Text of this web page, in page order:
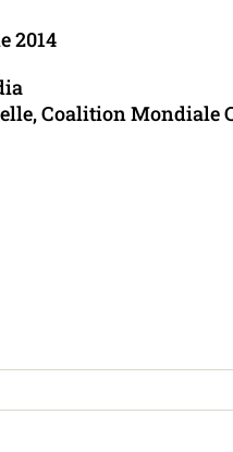
2014
Coalition Mondiale